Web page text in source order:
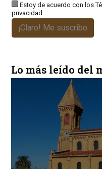
Estoy de acuerdo con los
privacidad
¡Claro! Me suscribo
Lo más leído del